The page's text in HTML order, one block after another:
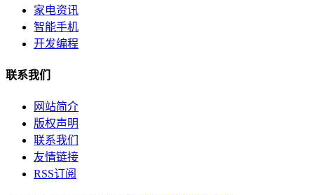
家电资讯
智能手机
开发编程
联系我们
网站简介
版权声明
联系我们
友情链接
RSS订阅